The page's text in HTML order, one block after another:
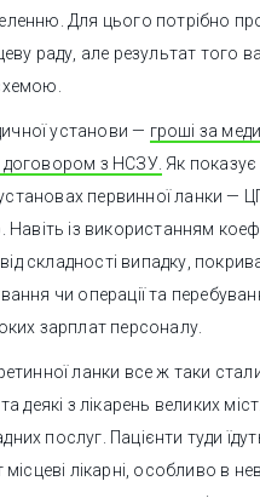
Для цього потрібно
раду, але результат того
установи — гроші за
договором з НСЗУ. Як
первинної ланки —
із використанням
складності випадку,
чи операції та
зарплат персоналу.
ланки все ж таки
деякі з лікарень великих
послуг. Пацієнти туди
лікарні, особливо в